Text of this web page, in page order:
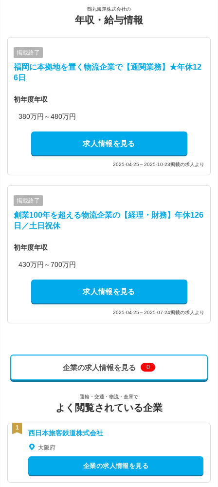
鶴丸海運株式会社の
年収・給与情報
掲載終了
福岡に本拠地を置く物流企業で【通関業務】★年休12
6日
初年度年収
380万円～480万円
求人情報を見る
2025-04-25～2025-10-23掲載の求人より
掲載終了
創業100年を超える物流企業の【経理・財務】年休126
日／土日祝休
初年度年収
430万円～700万円
求人情報を見る
2025-04-25～2025-07-24掲載の求人より
企業の求人情報を見る 0
運輸・交通・物流・倉庫で
よく閲覧されている企業
西日本旅客鉄道株式会社
大阪府
企業の求人情報を見る